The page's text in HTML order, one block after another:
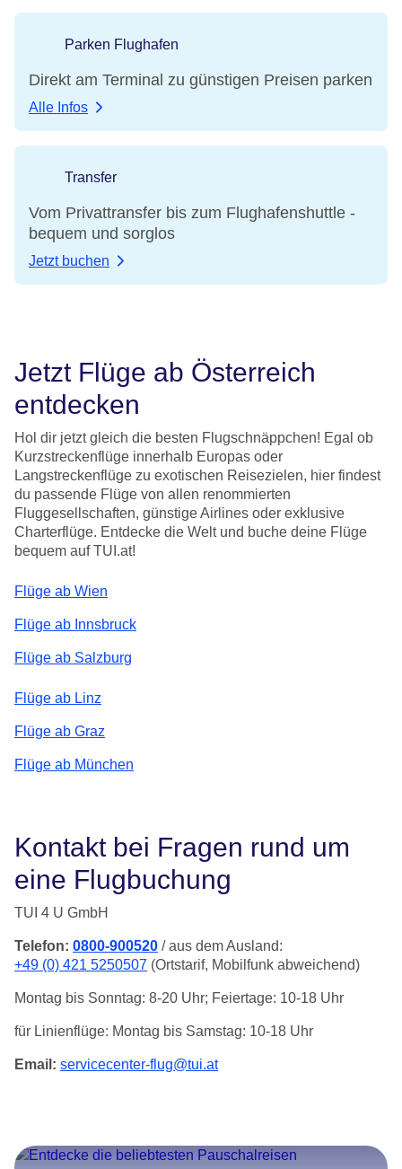
Parken Flughafen
Direkt am Terminal zu günstigen Preisen parken
Alle Infos
Transfer
Vom Privattransfer bis zum Flughafenshuttle -
bequem und sorglos
Jetzt buchen
Jetzt Flüge ab Österreich
entdecken
Hol dir jetzt gleich die besten Flugschnäppchen! Egal ob
Kurzstreckenflüge innerhalb Europas oder
Langstreckenflüge zu exotischen Reisezielen, hier findest
du passende Flüge von allen renommierten
Fluggesellschaften, günstige Airlines oder exklusive
Charterflüge. Entdecke die Welt und buche deine Flüge
bequem auf TUI.at!
Flüge ab Wien
Flüge ab Innsbruck
Flüge ab Salzburg
Flüge ab Linz
Flüge ab Graz
Flüge ab München
Kontakt bei Fragen rund um
eine Flugbuchung
TUI 4 U GmbH
Telefon: 0800-900520 / aus dem Ausland:
+49 (0) 421 5250507 (Ortstarif, Mobilfunk abweichend)
Montag bis Sonntag: 8-20 Uhr; Feiertage: 10-18 Uhr
für Linienflüge: Montag bis Samstag: 10-18 Uhr
Email: servicecenter-flug@tui.at